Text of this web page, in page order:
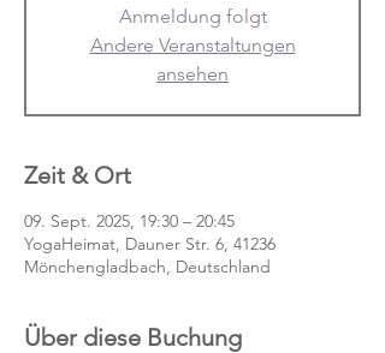
Anmeldung folgt
Andere Veranstaltungen
ansehen
Zeit & Ort
09. Sept. 2025, 19:30 – 20:45
YogaHeimat, Dauner Str. 6, 41236
Mönchengladbach, Deutschland
Über diese Buchung